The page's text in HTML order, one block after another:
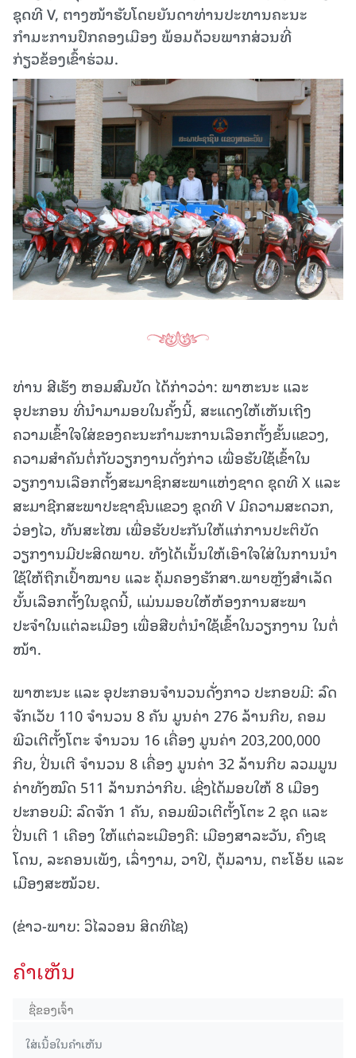
ຊຸດທີ V, ຕາງໜ້າຮັບໂດຍຍັນດາທ່ານປະທານຄະນະ
ກໍາມະການປົກຄອງເມືອງ ພ້ອມດ້ວຍພາກສ່ວນທີ່
ກ່ຽວຂ້ອງເຂົ້າຮ່ວມ.
ທ່ານ ສີເຮັງ ຫອມສົມບັດ ໄດ້ກ່າວວ່າ: ພາຫະນະ ແລະ
ອຸປະກອນ ທີ່ນຳມາມອບໃນຄັ້ງນີ້, ສະແດງໃຫ້ເຫັນເຖີງ
ຄວາມເຂົ້າໃຈໃສ່ຂອງຄະນະກຳມະການເລືອກຕັ້ງຂັ້ນແຂວງ,
ຄວາມສຳຄັນຕໍ່ກັບວຽກງານດັ່ງກ່າວ ເພື່ອຮັບໃຊ້ເຂົ້າໃນ
ວຽກງານເລືອກຕັ້ງສະມາຊິກສະພາແຫ່ງຊາດ ຊຸດທີ X ແລະ
ສະມາຊີກສະພາປະຊາຊົນແຂວງ ຊຸດທີ V ມີຄວາມສະດວກ,
ວ່ອງໄວ, ທັນສະໄໝ ເພື່ອຮັບປະກັນໃຫ້ແກ່ການປະຕິບັດ
ວຽກງານມີປະສິດພາບ. ທັງໄດ້ເນັ້ນໃຫ້ເອົາໃຈໃສ່ໃນການນຳ
ໃຊ້ໃຫ້ຖືກເປົ້າໝາຍ ແລະ ຄຸ້ມຄອງຮັກສາ.ພາຍຫຼັງສຳເລັດ
ບັ້ນເລືອກຕັ້ງໃນຊຸດນີ້, ແມ່ນມອບໃຫ້ຫ້ອງການສະພາ
ປະຈຳໃນແຕ່ລະເມືອງ ເພື່ອສືບຕໍ່ນຳໃຊ້ເຂົ້າໃນວຽກງານ ໃນຕໍ່
ໜ້າ.
ພາຫະນະ ແລະ ອຸປະກອນຈຳນວນດັ່ງກາວ ປະກອບມີ: ລົດ
ຈັກເວັບ 110 ຈຳນວນ 8 ຄັນ ມູນຄ່າ 276 ລ້ານກີບ, ຄອມ
ພີວເຕີຕັ້ງໂຕະ ຈຳນວນ 16 ເຄື່ອງ ມູນຄ່າ 203,200,000
ກີບ, ປີ່ນເຕີ ຈຳນວນ 8 ເຄື່ອງ ມູນຄ່າ 32 ລ້ານກີບ ລວມມູນ
ຄ່າທັງໝົດ 511 ລ້ານກວ່າກີບ. ເຊີ່ງໄດ້ມອບໃຫ້ 8 ເມືອງ
ປະກອບມີ: ລົດຈັກ 1 ຄັນ, ຄອມພີວເຕີຕັ້ງໂຕະ 2 ຊຸດ ແລະ
ປີ່ນເຕີ 1 ເຄືອງ ໃຫ້ແຕ່ລະເມືອງຄື: ເມືອງສາລະວັນ, ຄົງເຊ
ໂດນ, ລະຄອນເພັງ, ເລົ່າງາມ, ວາປີ, ຕຸ້ມລານ, ຕະໂອ້ຍ ແລະ
ເມືອງສະໝ້ວຍ.
(ຂ່າວ-ພາບ: ວິໄລວອນ ສິດທິໄຊ)
ຄໍາເຫັນ